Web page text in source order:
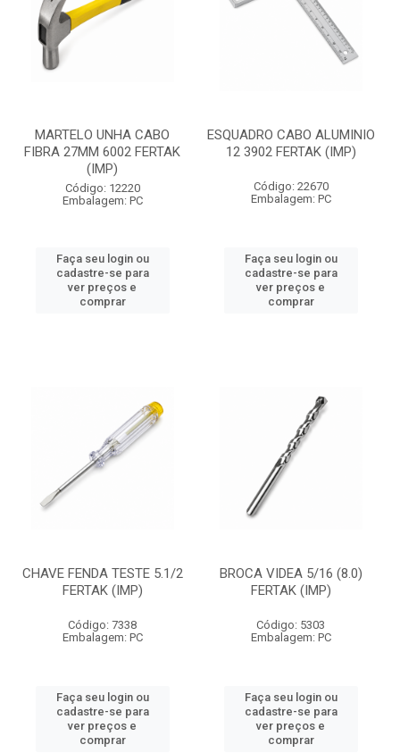
MARTELO UNHA CABO
FIBRA 27MM 6002 FERTAK
(IMP)
Código: 12220
Embalagem: PC
Faça seu login ou
cadastre-se para
ver preços e
comprar
ESQUADRO CABO ALUMINIO
12 3902 FERTAK (IMP)
Código: 22670
Embalagem: PC
Faça seu login ou
cadastre-se para
ver preços e
comprar
CHAVE FENDA TESTE 5.1/2
FERTAK (IMP)
Código: 7338
Embalagem: PC
Faça seu login ou
cadastre-se para
ver preços e
comprar
BROCA VIDEA 5/16 (8.0)
FERTAK (IMP)
Código: 5303
Embalagem: PC
Faça seu login ou
cadastre-se para
ver preços e
comprar